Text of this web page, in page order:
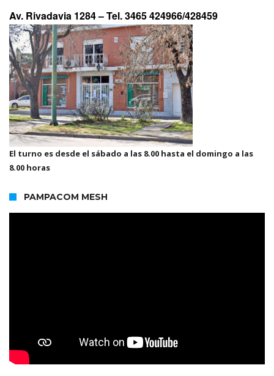
Av. Rivadavia 1284 –Tel. 3465 424966/428459
El turno es desde el sábado a las 8.00 hasta el domingo a las
8.00 horas
PAMPACOM MESH